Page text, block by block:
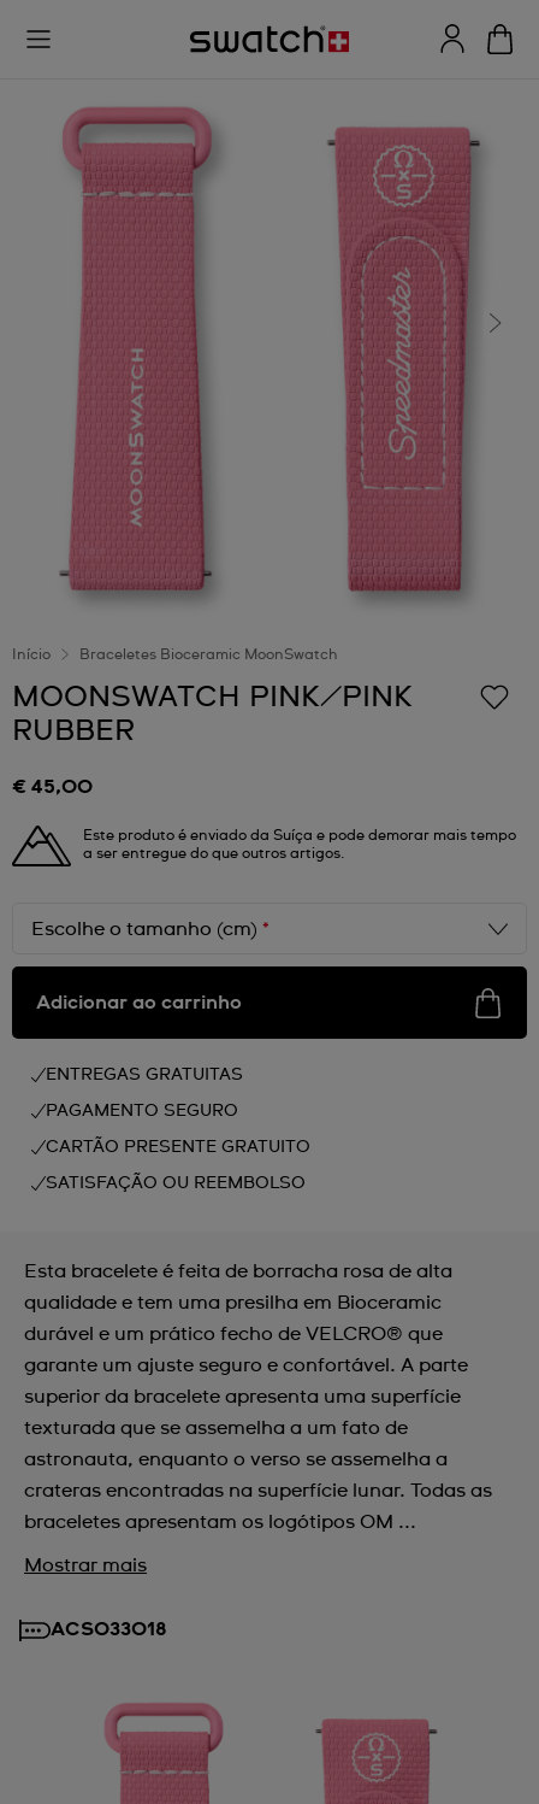
Início Braceletes Bioceramic MoonSwatch
MOONSWATCH PINK/PINK
RUBBER
€ 45,00
Este produto é enviado da Suíça e pode demorar mais tempo
a ser entregue do que outros artigos.
Escolhe o tamanho (cm) *
Adicionar ao carrinho
ENTREGAS GRATUITAS
PAGAMENTO SEGURO
CARTÃO PRESENTE GRATUITO
SATISFAÇÃO OU REEMBOLSO
Esta bracelete é feita de borracha rosa de alta
qualidade e tem uma presilha em Bioceramic
durável e um prático fecho de VELCRO® que
garante um ajuste seguro e confortável. A parte
superior da bracelete apresenta uma superfície
texturada que se assemelha a um fato de
astronauta, enquanto o verso se assemelha a
crateras encontradas na superfície lunar. Todas as
braceletes apresentam os logótipos OM ...
Mostrar mais
ACSO33018